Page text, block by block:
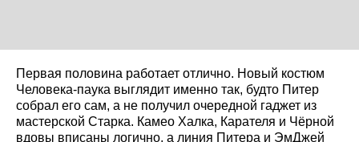
Первая половина работает отлично. Новый костюм
Человека-паука выглядит именно так, будто Питер
собрал его сам, а не получил очередной гаджет из
мастерской Старка. Камео Халка, Карателя и Чёрной
вдовы вписаны логично, а линия Питера и ЭмДжей